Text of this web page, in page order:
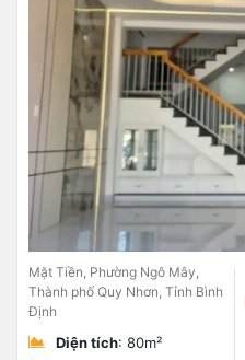
Mặt Tiền, Phường Ngô Mây,
Thành phố Quy Nhơn, Tỉnh Bình
Định
Diện tích: 80m²